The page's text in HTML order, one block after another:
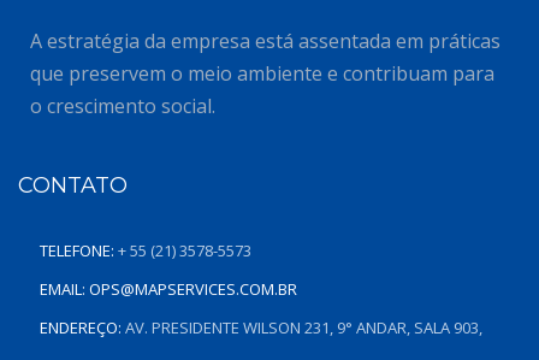
A estratégia da empresa está assentada em práticas
que preservem o meio ambiente e contribuam para
o crescimento social.
CONTATO
TELEFONE: + 55 (21) 3578-5573
EMAIL: OPS@MAPSERVICES.COM.BR
ENDEREÇO: AV. PRESIDENTE WILSON 231, 9° ANDAR, SALA 903,